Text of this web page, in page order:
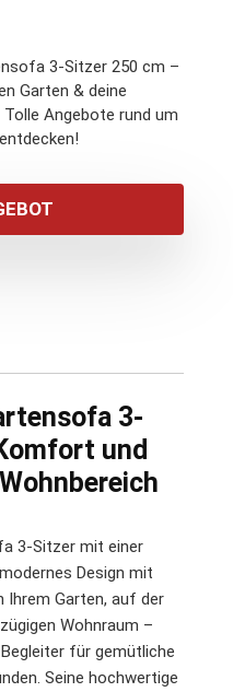
3-Sitzer 250 cm –
Garten & deine
Angebote rund um
3-
und
3-Sitzer mit einer
Design mit
Garten, auf der
Wohnraum –
für gemütliche
Seine hochwertige